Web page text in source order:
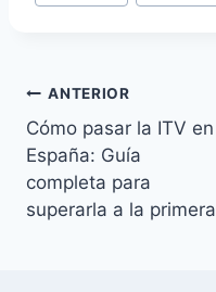
Navegación
de
entradas
ANTERIOR
Cómo pasar la ITV en
España: Guía
completa para
superarla a la primera